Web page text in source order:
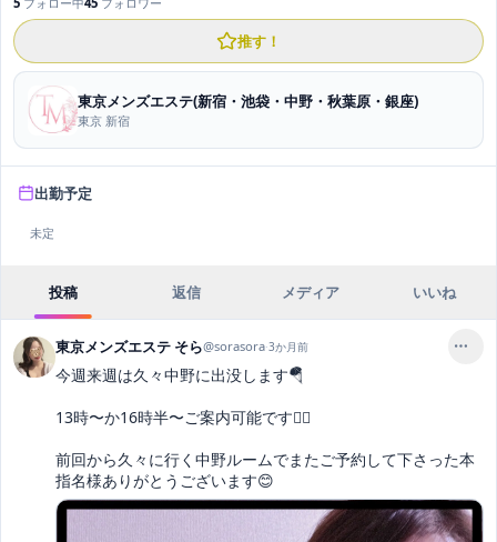
推す！
東京メンズエステ(新宿・池袋・中野・秋葉原・銀座)
東京 新宿
出勤予定
未定
投稿 返信 メディア いいね
東京メンズエステ そら@sorasora·3か月前
今週来週は久々中野に出没します🪂
13時〜か16時半〜ご案内可能です💁‍♀️
前回から久々に行く中野ルームでまたご予約して下さった本
指名様ありがとうございます😊